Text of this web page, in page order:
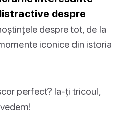
despre
despre tot, de la
iconice din istoria
perfect? Ia-ți tricoul,